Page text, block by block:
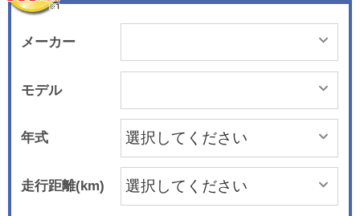
メーカー
モデル
年式
走行距離(km)